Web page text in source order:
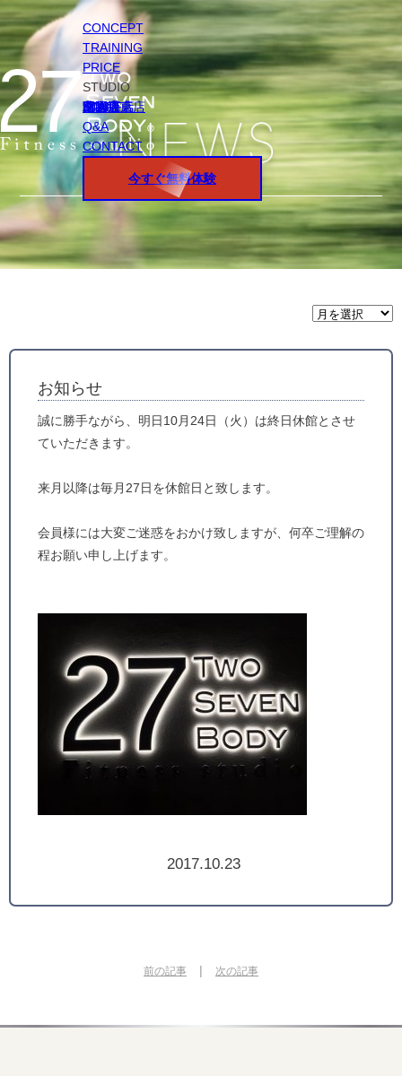
CONCEPT
TRAINING
PRICE
STUDIO
円山店
白石店
桑園店
北18条店
宮の沢店
環状通東店
STAFF
Q&A
CONTACT
今すぐ無料体験
月
間
ー
お知らせ
誠に勝手ながら、明日10月24日（火）は終日休館とさせ
ていただきます。
来月以降は毎月27日を休館日と致します。
会員様には大変ご迷惑をおかけ致しますが、何卒ご理解の
程お願い申し上げます。
2017.10.23
前の記事 | 次の記事